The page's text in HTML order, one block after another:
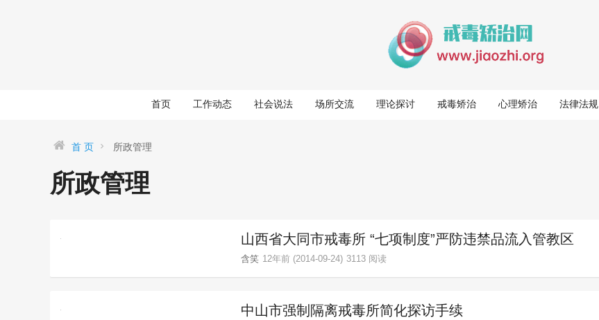
首页 工作动态 社会说法 场所交流 理论探讨 戒毒矫治 心理矫治 法律法规
首 页 所政管理
所政管理
山西省大同市戒毒所 “七项制度”严防违禁品流入管教区
含笑 12年前 (2014-09-24) 3113 阅读
中山市强制隔离戒毒所简化探访手续